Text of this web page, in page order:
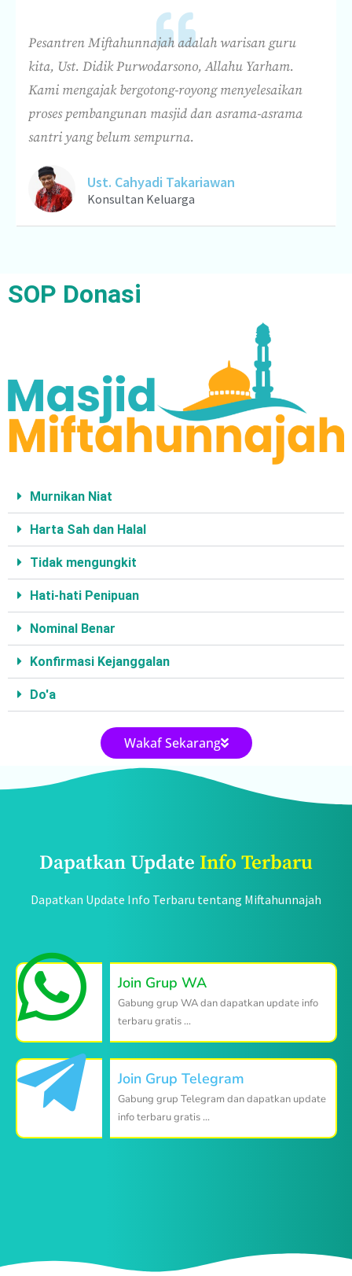
Pesantren Miftahunnajah adalah warisan guru
kita, Ust. Didik Purwodarsono, Allahu Yarham.
Kami mengajak bergotong-royong menyelesaikan
proses pembangunan masjid dan asrama-asrama
santri yang belum sempurna.
Ust. Cahyadi Takariawan
Konsultan Keluarga
SOP Donasi
Murnikan Niat
Harta Sah dan Halal
Tidak mengungkit
Hati-hati Penipuan
Nominal Benar
Konfirmasi Kejanggalan
Do'a
Wakaf Sekarang
Dapatkan Update Info Terbaru
Dapatkan Update Info Terbaru tentang Miftahunnajah
Join Grup WA
Gabung grup WA dan dapatkan update info
terbaru gratis ...
Join Grup Telegram
Gabung grup Telegram dan dapatkan update
info terbaru gratis ...